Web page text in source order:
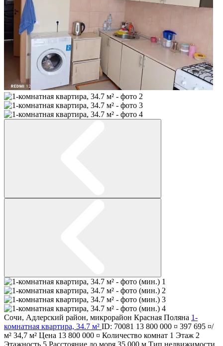
Сочи, Адлерский район, микрорайон Красная Поляна 1-
комнатная квартира, 34.7 м² ID: 70081 13 800 000 ¤ 397 695 ¤/
м² 34,7 м² Цена 13 800 000 ¤ Количество комнат 1 Этаж 2
Этажность 5 Расстояние до моря 35 000 м Тип недвижимости